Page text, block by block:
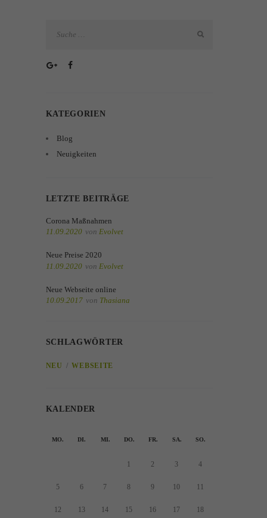
KATEGORIEN
Blog
Neuigkeiten
LETZTE BEITRÄGE
Corona Maßnahmen
11.09.2020 von Evolvet
Neue Preise 2020
11.09.2020 von Evolvet
Neue Webseite online
10.09.2017 von Thasiana
SCHLAGWÖRTER
NEU WEBSEITE
KALENDER
MO. DI. MI. DO. FR. SA. SO.
1 2 3 4
5 6 7 8 9 10 11
12 13 14 15 16 17 18